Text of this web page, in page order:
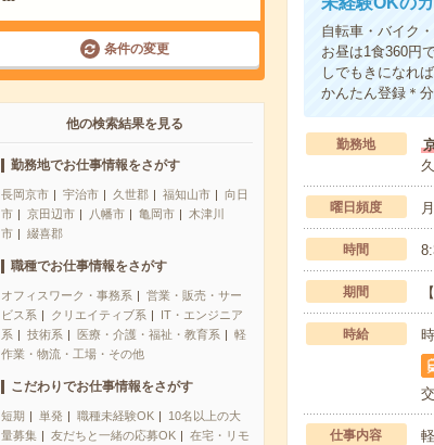
条件の変更
他の検索結果を見る
勤務地でお仕事情報をさがす
長岡京市 宇治市 久世郡 福知山市
向日
市
京田辺市 八幡市 亀岡市
木津川
市
綴喜郡
職種でお仕事情報をさがす
オフィスワーク・事務系
営業・販売・サー
ビス系
クリエイティブ系
IT・エンジニア
系
技術系 医療・介護・福祉・教育系
軽
作業・物流・工場・その他
こだわりでお仕事情報をさがす
短期 単発 職種未経験OK
10名以上の大
量募集
友だちと一緒の応募OK
在宅・リモ
自転車・バイク
お昼は1食360円
しでもきになれ
かんたん登録＊
勤務地
曜日頻度
時間
期間
時給
仕事内容